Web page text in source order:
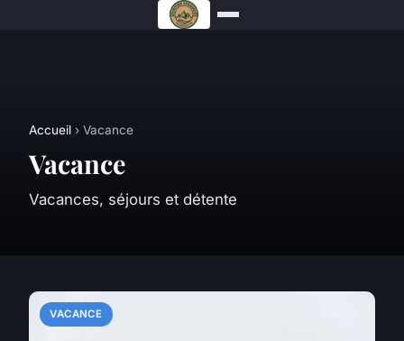
Accueil › Vacance
Vacance
Vacances, séjours et détente
VACANCE